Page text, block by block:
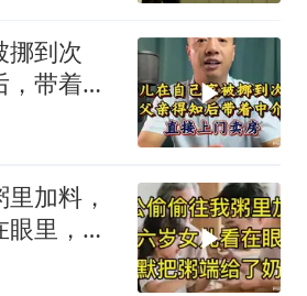
挪到次
带着中
加料，
里，默